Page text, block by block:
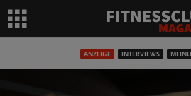
ANZEIGE INTERVIEWS